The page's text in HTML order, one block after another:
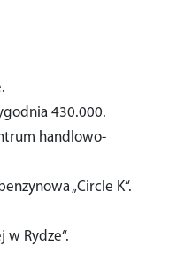
430.000.
handlowo-
„Circle K“.
w Rydze“.